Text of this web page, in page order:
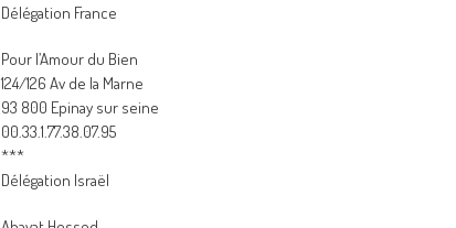
Délégation France
Pour l’Amour du Bien
124/126 Av de la Marne
93 800 Epinay sur seine
00.33.1.77.38.07.95
***
Délégation Israël